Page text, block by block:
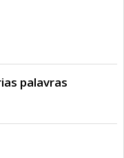
palavras